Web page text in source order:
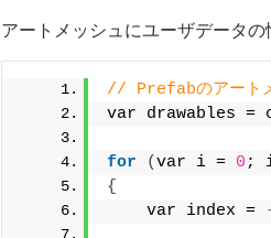
アートメッシュにユーザデータ
// Prefabのアート
var drawables =
for (var i = 0 ;
{
    var index =